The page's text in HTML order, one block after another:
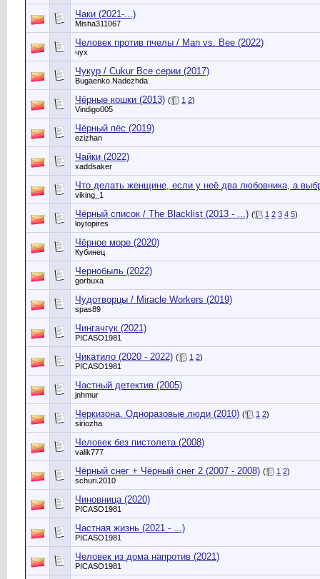
Чаки (2021-...)
Misha311067
Человек против пчелы / Man vs. Bee (2022)
чух
Чукур / Cukur Все серии (2017)
Bugaenko.Nadezhda
Чёрные кошки (2013) ( 1 2)
Vindigo005
Чёрный пёс (2019)
ezizhan
Чайки (2022)
xaddsaker
Что делать женщине, если у неё два любовника, а
viking_1
Чёрный список / The Blacklist (2013 - ...) ( 1 2 3 4 5)
loytopires
Чёрное море (2020)
Кубинец
Чернобыль (2022)
gorbuxa
Чудотворцы / Miracle Workers (2019)
spas89
Чингачгук (2021)
PICASO1981
Чикатило (2020 - 2022) ( 1 2)
PICASO1981
Частный детектив (2005)
jnhmur
Черкизона. Одноразовые люди (2010) ( 1 2)
siriozha
Человек без пистолета (2008)
valik777
Чёрный снег + Чёрный снег 2 (2007 - 2008) ( 1 2)
schuri.2010
Чиновница (2020)
PICASO1981
Частная жизнь (2021 - ...)
PICASO1981
Человек из дома напротив (2021)
PICASO1981